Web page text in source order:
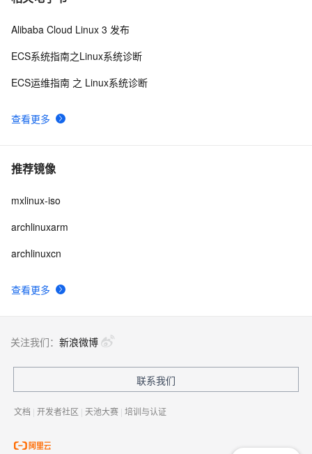
查看更多
Alibaba Cloud Linux 3 发布
ECS系统指南之Linux系统诊断
ECS运维指南 之 Linux系统诊断
推荐镜像
查看更多
mxlinux-iso
archlinuxarm
archlinuxcn
关注我们： 新浪微博
联系我们
文档 | 开发者社区 | 天池大赛 | 培训与认证